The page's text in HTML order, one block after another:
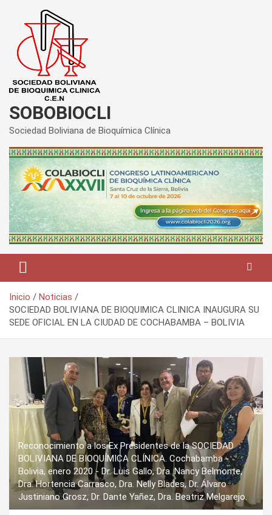
contenido
SOBOBIOCLI
Sociedad Boliviana de Bioquímica Clínica
Inicio
Noticias
SOCIEDAD BOLIVIANA DE BIOQUIMICA CLINICA INAUGURA SU
SEDE OFICIAL EN LA CIUDAD DE COCHABAMBA – BOLIVIA
Reconocimiento a los Ex Presidentes de la SOCIEDAD
BOLIVIANA DE BIOQUÍMICA CLÍNICA. Cochabamba -
Bolivia, enero 2020 - Dr. Luis Gallo, Dra. Nancy Belmonte,
Dra. Hortencia Carrasco, Dra. Nelly Blades, Dr. Álvaro
Justiniano Grosz, Dr. Dante Yañez, Dra. Beatriz Melgarejo.